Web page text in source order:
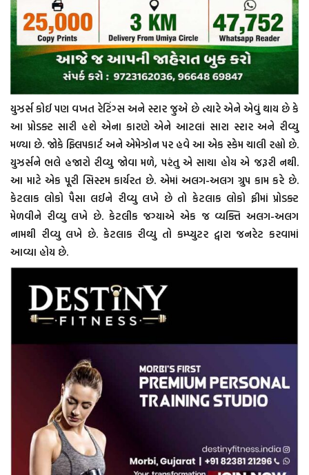
યુઝર્સ કોઈ પણ વખત રેટિંગ્સ અને સ્ટાર જુએ છે ત્યારે એને એવું થાય છે કે
આ પ્રોડક્ટ સારી હશે એના કારણે એને આટલાં સારા સ્ટાર અને રીવ્યુ
મળ્યા છે. જોકે ફ્લિપકાર્ટ અને એમેઝોન પર હવે આ એક સ્કેમ ચાલી રહ્યો છે.
યુઝર્સને ભલે હજારો રીવ્યુ જોવા મળે, પરંતુ એ સાચા હોય એ જરૂરી નથી.
આ માટે એક પૂરી સિસ્ટમ કાર્યરત છે. એમાં અલગ-અલગ ગ્રુપ કામ કરે છે.
કેટલાક લોકો પૈસા લઈને રીવ્યુ લખે છે તો કેટલાક લોકો ફ્રીમાં પ્રોડક્ટ
મેળવીને રીવ્યુ લખે છે. કેટલીક જગ્યાએ એક જ વ્યક્તિ અલગ-અલગ
નામથી રીવ્યુ લખે છે. કેટલાક રીવ્યુ તો કમ્પ્યુટર દ્વારા જનરેટ કરવામાં
આવ્યા હોય છે.